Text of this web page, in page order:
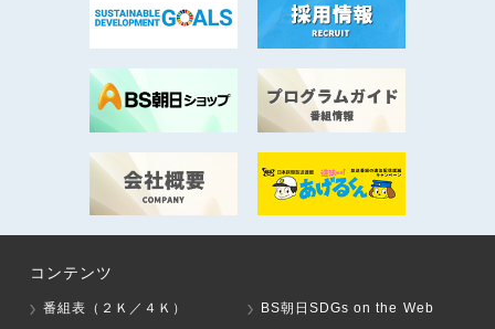
コンテンツ
番組表（２Ｋ／４Ｋ）
BS朝日SDGs on the Web